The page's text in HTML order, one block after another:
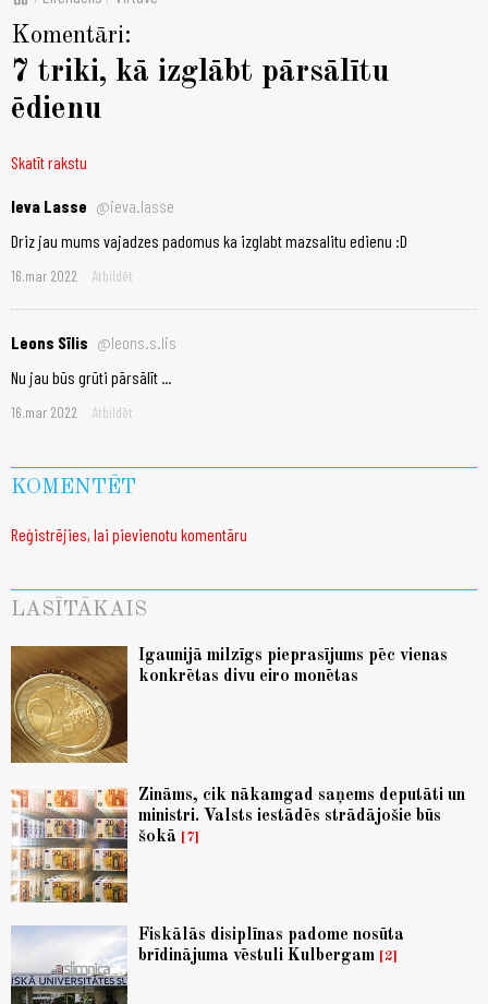
Komentāri:
7 triki, kā izglābt pārsālītu
ēdienu
Skatīt rakstu
Ieva Lasse @ieva.lasse
Driz jau mums vajadzes padomus ka izglabt mazsalitu edienu :D
16.mar 2022 Atbildēt
Leons Sīlis @leons.s.lis
Nu jau būs grūti pārsālīt ...
16.mar 2022 Atbildēt
KOMENTĒT
Reģistrējies, lai pievienotu komentāru
LASĪTĀKAIS
Igaunijā milzīgs pieprasījums pēc vienas
konkrētas divu eiro monētas
Zināms, cik nākamgad saņems deputāti un
ministri. Valsts iestādēs strādājošie būs
šokā
7
Fiskālās disiplīnas padome nosūta
brīdinājuma vēstuli Kulbergam
2